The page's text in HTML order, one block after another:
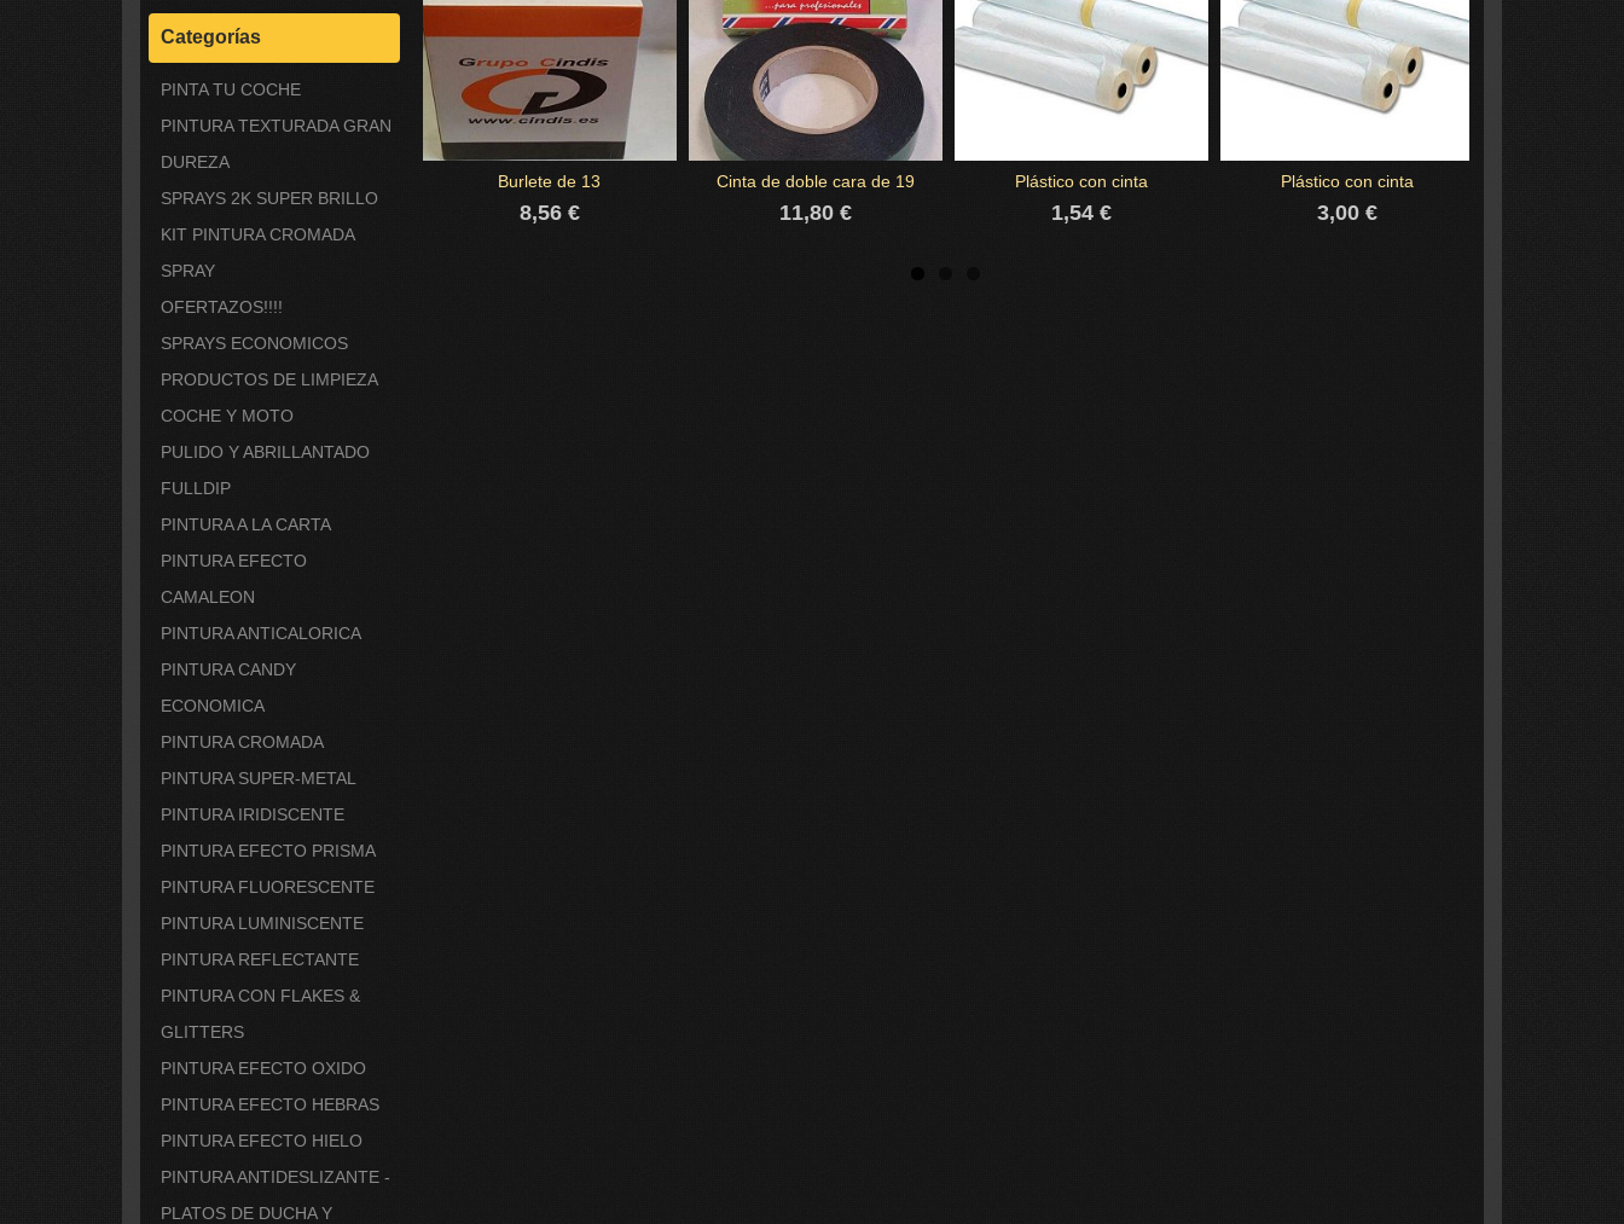
Categorías
PINTA TU COCHE
PINTURA TEXTURADA GRAN
DUREZA
SPRAYS 2K SUPER BRILLO
KIT PINTURA CROMADA
SPRAY
OFERTAZOS!!!!
SPRAYS ECONOMICOS
PRODUCTOS DE LIMPIEZA
COCHE Y MOTO
PULIDO Y ABRILLANTADO
FULLDIP
PINTURA A LA CARTA
PINTURA EFECTO
CAMALEON
PINTURA ANTICALORICA
PINTURA CANDY
ECONOMICA
PINTURA CROMADA
PINTURA SUPER-METAL
PINTURA IRIDISCENTE
PINTURA EFECTO PRISMA
PINTURA FLUORESCENTE
PINTURA LUMINISCENTE
PINTURA REFLECTANTE
PINTURA CON FLAKES &
GLITTERS
PINTURA EFECTO OXIDO
PINTURA EFECTO HEBRAS
PINTURA EFECTO HIELO
PINTURA ANTIDESLIZANTE -
PLATOS DE DUCHA Y
Burlete de 13
8,56 €
Cinta de doble cara de 19
11,80 €
Plástico con cinta
1,54 €
Plástico con cinta
3,00 €